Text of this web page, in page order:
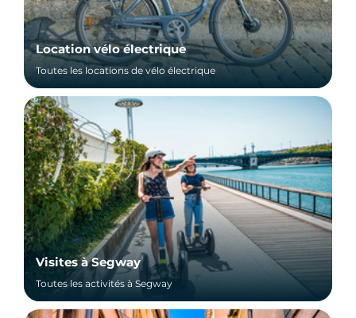
Location vélo électrique
Toutes les locations de vélo électrique
Visites à Segway
Toutes les activités à Segway